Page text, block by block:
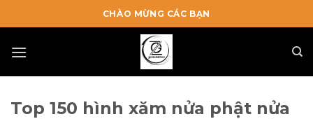
to
CHÀO MỪNG CÁC BẠN
Top 150 hình xăm nửa phật nửa